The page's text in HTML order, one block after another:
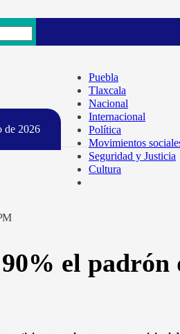
de 2026
Puebla
Tlaxcala
Nacional
Internacional
Política
Movimientos
Seguridad y Justicia
Cultura
el padrón